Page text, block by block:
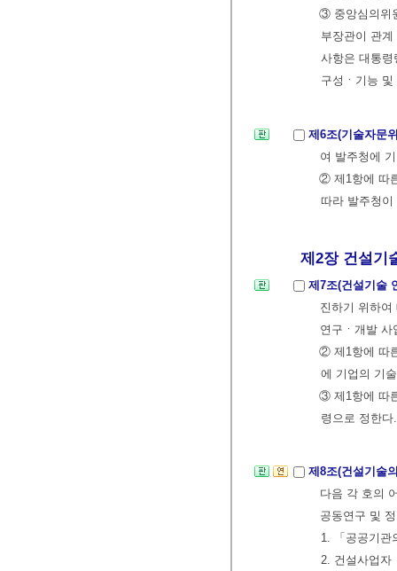
③ 중앙심의위
부장관이 관
사항은 대통
구성ㆍ기능
제6조(기술자문
여 발주청에
② 제1항에 따
따라 발주청이
제2장 건설기술
제7조(건설기술
진하기 위하
연구ㆍ개발
② 제1항에 따
에 기업의 기
③ 제1항에 따
령으로 정한다.
제8조(건설기술
다음 각 호의
공동연구 및
1. 「공공기관
2. 건설사업자